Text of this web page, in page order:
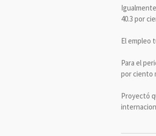
40.3 por
El empleo
Para el
por ciento
Proyectó